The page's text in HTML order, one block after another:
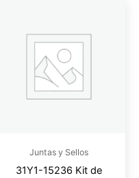
Juntas y Sellos
31Y1-15236 Kit de